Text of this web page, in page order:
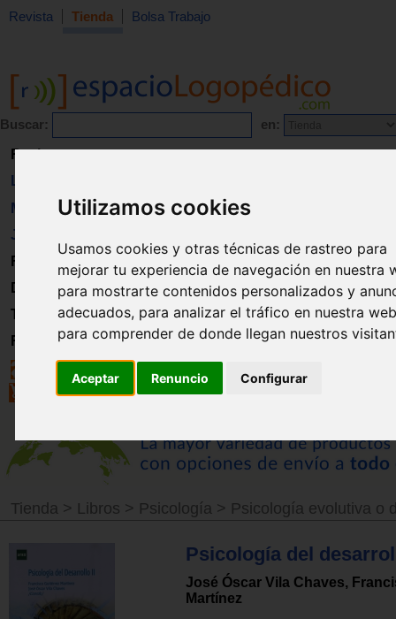
Utilizamos cookies
Usamos cookies y otras técnicas de rastreo para
mejorar tu experiencia de navegación en nuestra
para mostrarte contenidos personalizados y
adecuados, para analizar el tráfico en nuestra
para comprender de donde llegan nuestros
Aceptar Renuncio Configurar
Revista Tienda Bolsa Trabajo
Buscar: en:
Revista
Libros
Material
Juguetes
Formación
Directorio
Trabajo
Registro
Tienda > Libros > Psicología > Psicología evolutiva o
Psicología del
José Óscar Vila Chaves,
Martínez